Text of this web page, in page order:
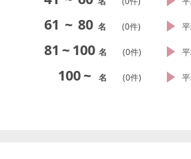
61 ~ 80 名 (0件)
81 ~100 名 (0件)
100~ 名 (0件)